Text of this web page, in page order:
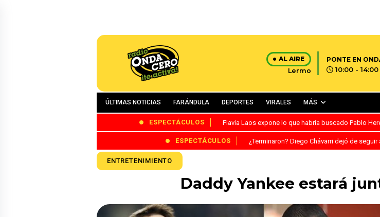
AL AIRE
Lermo
PONTE EN
10:00 - 14:00
ÚLTIMAS NOTICIAS FARÁNDULA DEPORTES VIRALES MÁS
ESPECTÁCULOS Flavia Laos expone lo que habría buscado Pablo
ESPECTÁCULOS ¿Terminaron? Diego Chávarri dejó de
ENTRETENIMIENTO
Daddy Yankee estará